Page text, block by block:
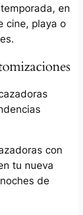
en
cine, playa o
con
tu nueva
de